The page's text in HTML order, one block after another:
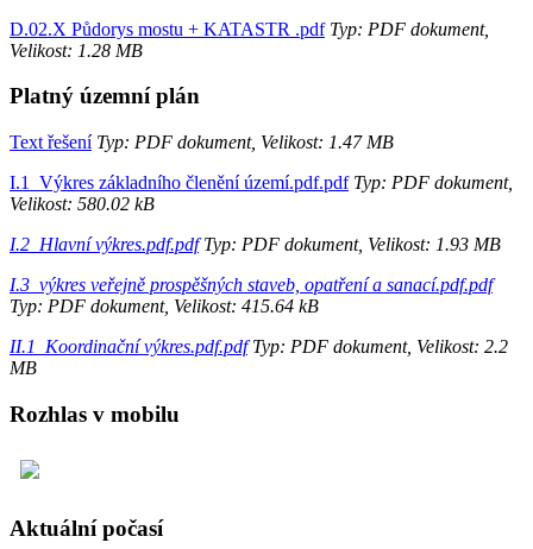
D.02.X Půdorys mostu + KATASTR .pdfTyp: PDF dokument,
Velikost: 1.28 MB
Platný územní plán
Text řešeníTyp: PDF dokument, Velikost: 1.47 MB
I.1_Výkres základního členění území.pdf.pdfTyp: PDF dokument,
Velikost: 580.02 kB
I.2_Hlavní výkres.pdf.pdfTyp: PDF dokument, Velikost: 1.93 MB
I.3_výkres veřejně prospěšných staveb, opatření a sanací.pdf.pdf
Typ: PDF dokument, Velikost: 415.64 kB
II.1_Koordinační výkres.pdf.pdfTyp: PDF dokument, Velikost: 2.2
MB
Rozhlas v mobilu
Aktuální počasí